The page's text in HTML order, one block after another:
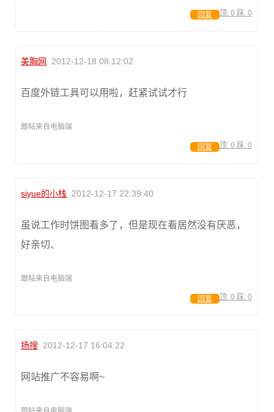
顶: 0 踩: 0
回复
美胸网 2012-12-18 08:12:02
百度外链工具可以用啦，赶紧试试才行
跟帖来自电脑端
顶: 0 踩: 0
回复
siyue的小栈 2012-12-17 22:39:40
虽说工作时饼图看多了，但是现在看居然没有厌恶，
好亲切、
跟帖来自电脑端
顶: 0 踩: 0
回复
扬搜 2012-12-17 16:04:22
网站推广不容易啊~